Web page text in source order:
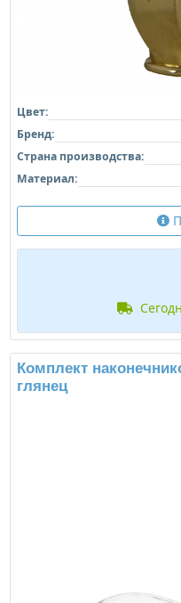
Цвет:
Бренд:
Страна производства:
Материал:
Комплект
глянец